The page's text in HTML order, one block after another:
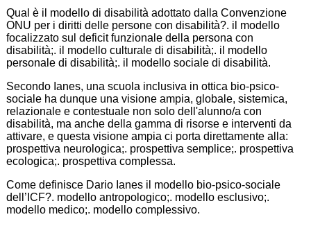
Qual è il modello di disabilità adottato dalla Convenzione
ONU per i diritti delle persone con disabilità?. il modello
focalizzato sul deficit funzionale della persona con
disabilità;. il modello culturale di disabilità;. il modello
personale di disabilità;. il modello sociale di disabilità.
Secondo Ianes, una scuola inclusiva in ottica bio-psico-
sociale ha dunque una visione ampia, globale, sistemica,
relazionale e contestuale non solo dell'alunno/a con
disabilità, ma anche della gamma di risorse e interventi da
attivare, e questa visione ampia ci porta direttamente alla:
prospettiva neurologica;. prospettiva semplice;. prospettiva
ecologica;. prospettiva complessa.
Come definisce Dario Ianes il modello bio-psico-sociale
dell’ICF?. modello antropologico;. modello esclusivo;.
modello medico;. modello complessivo.